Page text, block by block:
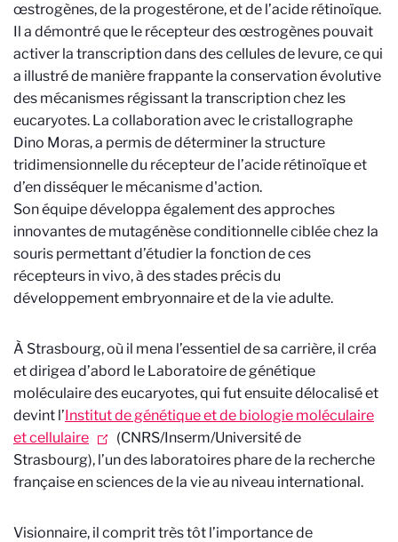
œstrogènes, de la progestérone, et de l’acide rétinoïque.
Il a démontré que le récepteur des œstrogènes pouvait
activer la transcription dans des cellules de levure, ce qui
a illustré de manière frappante la conservation évolutive
des mécanismes régissant la transcription chez les
eucaryotes. La collaboration avec le cristallographe
Dino Moras, a permis de déterminer la structure
tridimensionnelle du récepteur de l’acide rétinoïque et
d’en disséquer le mécanisme d'action.
Son équipe développa également des approches
innovantes de mutagénèse conditionnelle ciblée chez la
souris permettant d’étudier la fonction de ces
récepteurs in vivo, à des stades précis du
développement embryonnaire et de la vie adulte.
À Strasbourg, où il mena l’essentiel de sa carrière, il créa
et dirigea d’abord le Laboratoire de génétique
moléculaire des eucaryotes, qui fut ensuite délocalisé et
devint l’Institut de génétique et de biologie moléculaire
et cellulaire
(CNRS/Inserm/Université de
Strasbourg), l’un des laboratoires phare de la recherche
française en sciences de la vie au niveau international.
Visionnaire, il comprit très tôt l’importance de